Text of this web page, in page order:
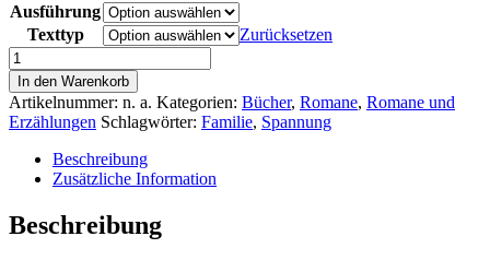
bis
51,50 €
Ausführung
Texttyp
Zurücksetzen
Buck,
Pearl
S.:
Wo
die
Sonne
aufgeht
Menge
In den Warenkorb
Artikelnummer: n. a. Kategorien: Bücher, Romane, Romane und
Erzählungen Schlagwörter: Familie, Spannung
Beschreibung
Zusätzliche Information
Beschreibung